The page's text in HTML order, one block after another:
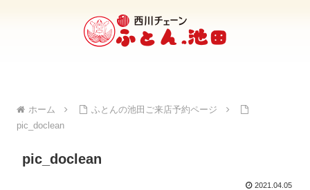
ホーム
ふとんの池田ご来店予約ページ
pic_doclean
pic_doclean
2021.04.05